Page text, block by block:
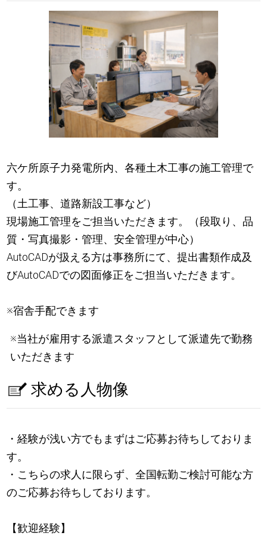
六ケ所原子力発電所内、各種土木工事の施工管理で
す。
（土工事、道路新設工事など）
現場施工管理をご担当いただきます。（段取り、品
質・写真撮影・管理、安全管理が中心）
AutoCADが扱える方は事務所にて、提出書類作成及
びAutoCADでの図面修正をご担当いただきます。
※宿舎手配できます
※当社が雇用する派遣スタッフとして派遣先で勤務
いただきます
求める人物像
・経験が浅い方でもまずはご応募お待ちしておりま
す。
・こちらの求人に限らず、全国転勤ご検討可能な方
のご応募お待ちしております。
【歓迎経験】